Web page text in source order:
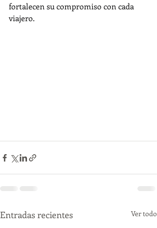
fortalecen su compromiso con cada
viajero.
Entradas recientes Ver todo